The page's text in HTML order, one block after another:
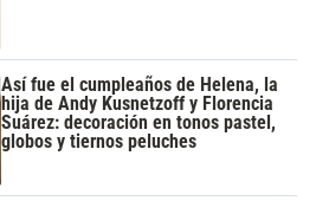
Así fue el cumpleaños de Helena, la
hija de Andy Kusnetzoff y Florencia
Suárez: decoración en tonos pastel,
globos y tiernos peluches